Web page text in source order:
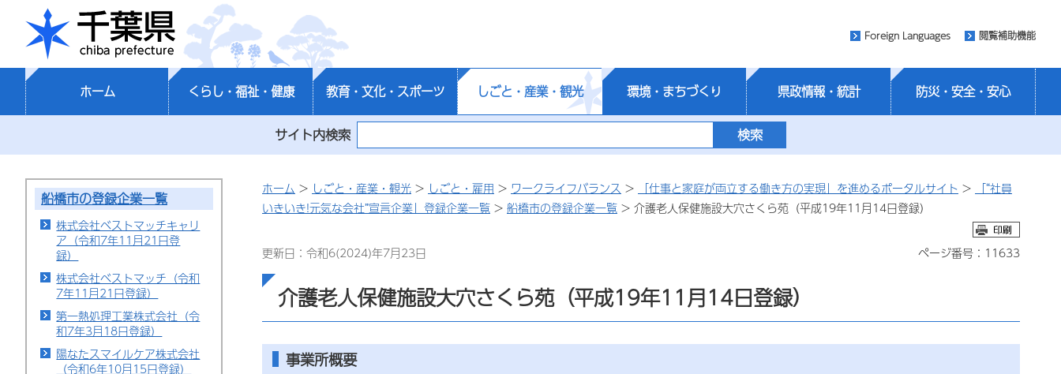
千葉県
Foreign Languages 閲覧補助機能
ホーム くらし・福祉・健康 教育・文化・スポーツ しごと・産業・観光 環境・まちづくり 県政情報・統計 防災・安全・安心
サイト内検索
船橋市の登録企業一覧
株式会社ベストマッチキャリ
ア（令和7年11月21日登
録）
株式会社ベストマッチ（令和
7年11月21日登録）
第一熱処理工業株式会社（令
和7年3月18日登録）
陽なたスマイルケア株式会社
（令和6年10月15日登録）
ホーム > しごと・産業・観光 > しごと・雇用 > ワークライフバランス > 「仕事と家庭が両立する働き方の実現」を進めるポータルサイト >
「“社員
いきいき!元気な会社”宣言企業」登録企業一覧 > 船橋市の登録企業一覧 > 介護老人保健施設大穴さくら苑（平成19年11月14日登録）
更新日：令和6(2024)年7月23日 ページ番号：11633
介護老人保健施設大穴さくら苑（平成19年11月14日登録）
事業所概要